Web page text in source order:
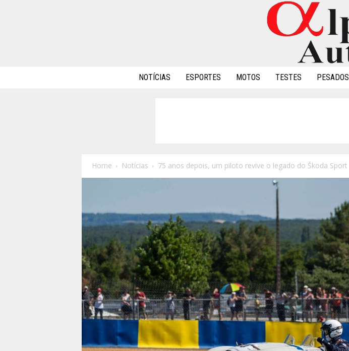
NOTÍCIAS ESPORTES MOTOS TESTES PESADOS
Home Notícias 75 anos depois, um piloto revive o legado do Škoda Sport